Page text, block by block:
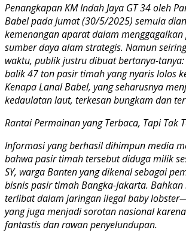
Penangkapan KM Indah Jaya GT 34 oleh
Babel pada Jumat (30/5/2025) semula
kemenangan aparat dalam
sumber daya alam strategis. Namun
waktu, publik justru dibuat bertanya-
balik 47 ton pasir timah yang nyaris lolos
Kenapa Lanal Babel, yang seharusnya
kedaulatan laut, terkesan bungkam dan
Rantai Permainan yang Terbaca, Tapi Tak
Informasi yang berhasil dihimpun media
bahwa pasir timah tersebut diduga milik
SY, warga Banten yang dikenal sebagai
bisnis pasir timah Bangka-Jakarta. Bahkan
terlibat dalam jaringan ilegal baby
yang juga menjadi sorotan nasional
fantastis dan rawan penyelundupan.